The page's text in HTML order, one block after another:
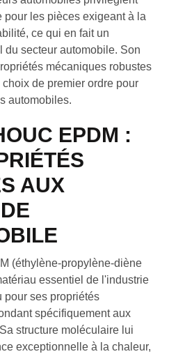
pour les pièces exigeant à la
ce qui en fait un
du secteur automobile. Son
mécaniques robustes
de premier ordre pour
automobiles.
EPDM :
AUX
(éthylène-propylène-diène
essentiel de l'industrie
pour ses propriétés
spécifiquement aux
structure moléculaire lui
exceptionnelle à la chaleur,